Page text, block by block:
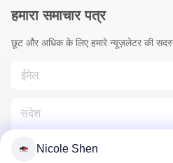
हमारा समाचार पत्र
छूट और अधिक के लिए हमारे न्यूज़लेटर की
Nicole Shen